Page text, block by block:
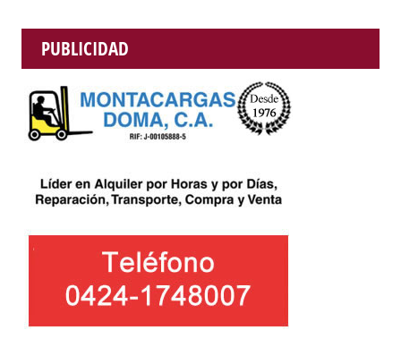
PUBLICIDAD